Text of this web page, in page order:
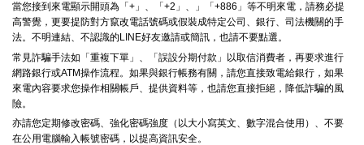
當您接到來電顯示開頭為「+」、「+2」、」「+886」等不明來電，請務必提
高警覺，更要提防對方竄改電話號碼或假裝成特定公司、銀行、司法機關的手
法。不明連結、不認識的LINE好友邀請或簡訊，也請不要點選。
常見詐騙手法如「重複下單」、「誤設分期付款」以取信消費者，再要求進行
網路銀行或ATM操作流程。如果與銀行帳務有關，請您直接致電給銀行，如果
來電內容要求您操作相關帳戶、提供資料等，也請您直接拒絕，降低詐騙的風
險。
亦請您定期修改密碼、強化密碼強度（以大小寫英文、數字混合使用）、不要
在公用電腦輸入帳號密碼，以提高資訊安全。